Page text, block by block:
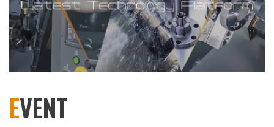
EVENT